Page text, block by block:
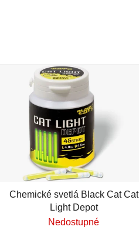
Chemické svetlá Black Cat Cat
Light Depot
Nedostupné